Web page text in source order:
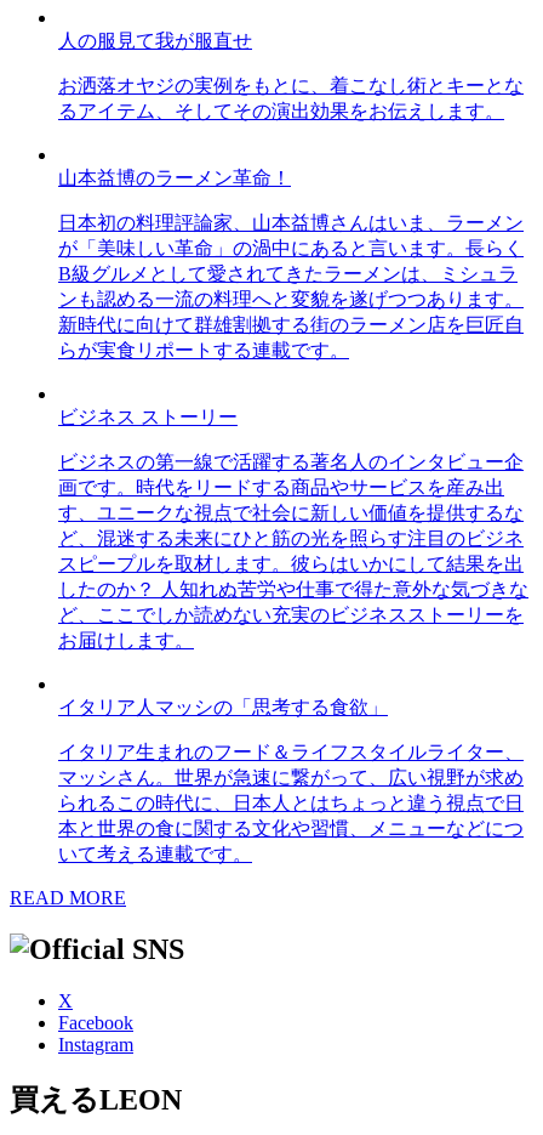
人の服見て我が服直せ
お洒落オヤジの実例をもとに、着こなし術とキーとな
るアイテム、そしてその演出効果をお伝えします。
山本益博のラーメン革命！
日本初の料理評論家、山本益博さんはいま、ラーメン
が「美味しい革命」の渦中にあると言います。長らく
B級グルメとして愛されてきたラーメンは、ミシュラ
ンも認める一流の料理へと変貌を遂げつつあります。
新時代に向けて群雄割拠する街のラーメン店を巨匠自
らが実食リポートする連載です。
ビジネス ストーリー
ビジネスの第一線で活躍する著名人のインタビュー企
画です。時代をリードする商品やサービスを産み出
す、ユニークな視点で社会に新しい価値を提供するな
ど、混迷する未来にひと筋の光を照らす注目のビジネ
スピープルを取材します。彼らはいかにして結果を出
したのか？ 人知れぬ苦労や仕事で得た意外な気づきな
ど、ここでしか読めない充実のビジネスストーリーを
お届けします。
イタリア人マッシの「思考する食欲」
イタリア生まれのフード＆ライフスタイルライター、
マッシさん。世界が急速に繋がって、広い視野が求め
られるこの時代に、日本人とはちょっと違う視点で日
本と世界の食に関する文化や習慣、メニューなどにつ
いて考える連載です。
READ MORE
X
Facebook
Instagram
買えるLEON